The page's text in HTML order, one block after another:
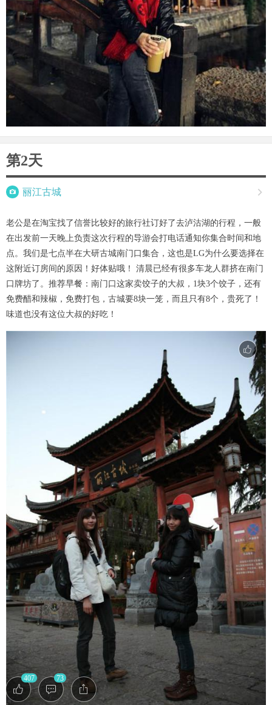
第2天
 丽江古城 
老公是在淘宝找了信誉比较好的旅行社订好了去泸沽湖的行程，一般
在出发前一天晚上负责这次行程的导游会打电话通知你集合时间和地
点。我们是七点半在大研古城南门口集合，这也是LG为什么要选择在
这附近订房间的原因！好体贴哦！ 清晨已经有很多车龙人群挤在南门
口牌坊了。推荐早餐：南门口这家卖饺子的大叔，1块3个饺子，还有
免费醋和辣椒，免费打包，古城要8块一笼，而且只有8个，贵死了！
味道也没有这位大叔的好吃！
407 73